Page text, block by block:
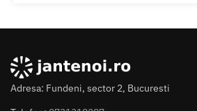
Adresa: Fundeni, sector 2, Bucuresti